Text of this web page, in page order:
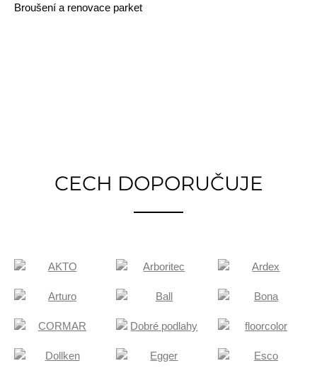
Broušení a renovace parket
CECH DOPORUČUJE